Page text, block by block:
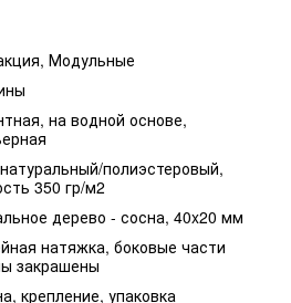
Модульные
на водной основе,
полиэстеровый,
350 гр/м2
дерево - сосна, 40x20 мм
натяжка, боковые части
закрашены
крепление, упаковка